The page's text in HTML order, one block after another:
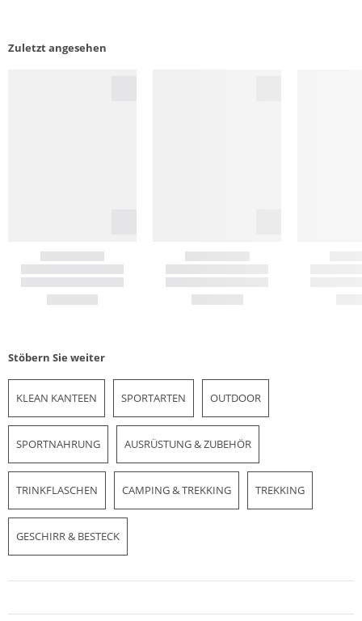
Zuletzt angesehen
Stöbern Sie weiter
KLEAN KANTEEN SPORTARTEN OUTDOOR
SPORTNAHRUNG AUSRÜSTUNG & ZUBEHÖR
TRINKFLASCHEN CAMPING & TREKKING TREKKING
GESCHIRR & BESTECK